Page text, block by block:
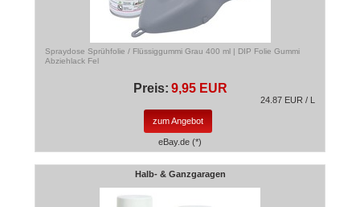
Spraydose Sprühfolie / Flüssiggummi Grau 400 ml | DIP Folie Gummi
Abziehlack Fel
Preis: 9,95 EUR
24.87 EUR / L
zum Angebot
eBay.de (*)
Halb- & Ganzgaragen